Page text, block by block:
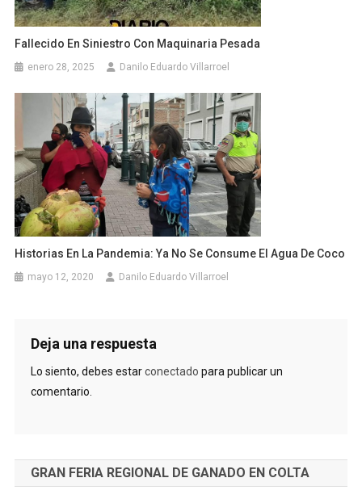
Fallecido En Siniestro Con Maquinaria Pesada
enero 28, 2025 Danilo Eduardo Villarroel
Historias En La Pandemia: Ya No Se Consume El Agua De Coco
mayo 12, 2020 Danilo Eduardo Villarroel
Deja una respuesta
Lo siento, debes estarconectado para publicar un
comentario.
GRAN FERIA REGIONAL DE GANADO EN COLTA